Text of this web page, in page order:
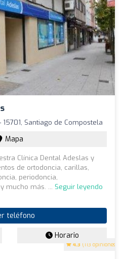
4.3 (113 opiniones)
Santiago de Compostela
Mapa
Clínica Dental Adeslas y
de ortodoncia, carillas,
periodoncia,
mucho más. ... Seguir leyendo
teléfono
Horario